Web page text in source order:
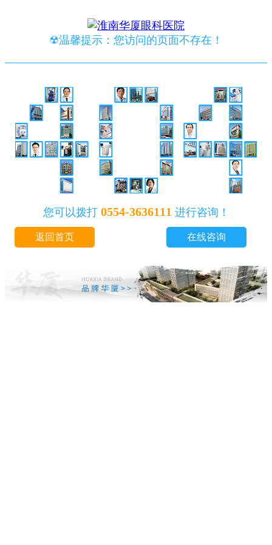
☢温馨提示：您访问的页面不存在！
您可以拨打 0554-3636111 进行咨询！
返回首页 在线咨询